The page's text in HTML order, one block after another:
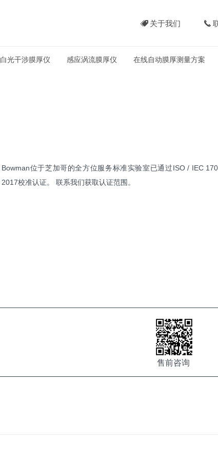
뀄 关于我们 끅
白光干涉膜厚仪 感应涡流膜厚仪 在线自动膜厚测量方案
Bowman位于芝加哥的全方位服务标准实验室已通过ISO / IEC
2017校准认证。 联系我们获取认证范围。
售前咨询